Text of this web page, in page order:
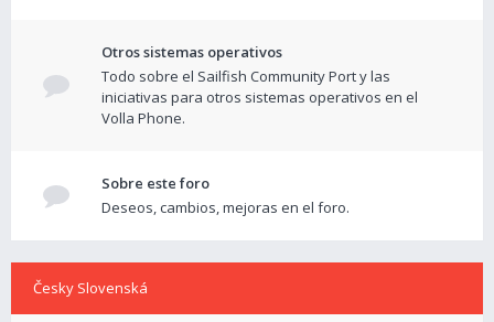
Otros sistemas operativos
Todo sobre el Sailfish Community Port y las
iniciativas para otros sistemas operativos en el
Volla Phone.
Sobre este foro
Deseos, cambios, mejoras en el foro.
Česky Slovenská